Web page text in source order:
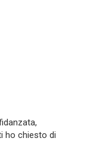
ho chiesto di